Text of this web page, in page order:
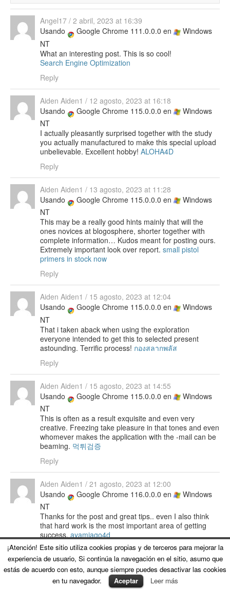
Angel17 / 2 abril, 2023 at 16:39
Usando
Google Chrome 111.0.0.0 en
Windows
NT
What an interesting post. This is so cool!
Search Engine Optimization
Reply
Aiden Aiden1 / 12 agosto, 2023 at 16:18
Usando
Google Chrome 115.0.0.0 en
Windows
NT
I actually pleasantly surprised together with the study
you actually manufactured to make this special upload
unbelievable. Excellent hobby! ALOHA4D
Reply
Aiden Aiden1 / 13 agosto, 2023 at 11:28
Usando
Google Chrome 115.0.0.0 en
Windows
NT
This may be a really good hints mainly that will the
ones novices at blogosphere, shorter together with
complete information… Kudos meant for posting ours.
Extremely important look over report. small pistol
primers in stock now
Reply
Aiden Aiden1 / 15 agosto, 2023 at 12:04
Usando
Google Chrome 115.0.0.0 en
Windows
NT
That i taken aback when using the exploration
everyone intended to get this to selected present
astounding. Terrific process! กองสลากพลัส
Reply
Aiden Aiden1 / 15 agosto, 2023 at 14:55
Usando
Google Chrome 115.0.0.0 en
Windows
NT
This is often as a result exquisite and even very
creative. Freezing take pleasure in that tones and even
whomever makes the application with the -mail can be
beaming. 먹튀검증
Reply
Aiden Aiden1 / 21 agosto, 2023 at 12:00
Usando
Google Chrome 116.0.0.0 en
Windows
NT
Thanks for the post and great tips.. even I also think
that hard work is the most important area of getting
success.ayamjago4d
Reply
Leave a Reply
¡Atención! Este sitio utiliza cookies propias y de terceros para mejorar la
experiencia de usuario, Si continúa la navegación en el sitio, asumo que
estás de acuerdo con esto, aunque siempre puedes desactivar las cookies
en tu navegador.
Aceptar Leer más